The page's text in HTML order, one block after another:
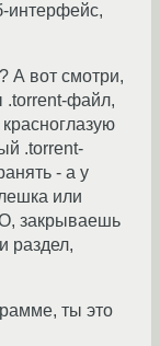
интерфейс,
А вот смотри,
.torrent-файл,
.torrent-
- а у
или
закрываешь
раздел,
ты это